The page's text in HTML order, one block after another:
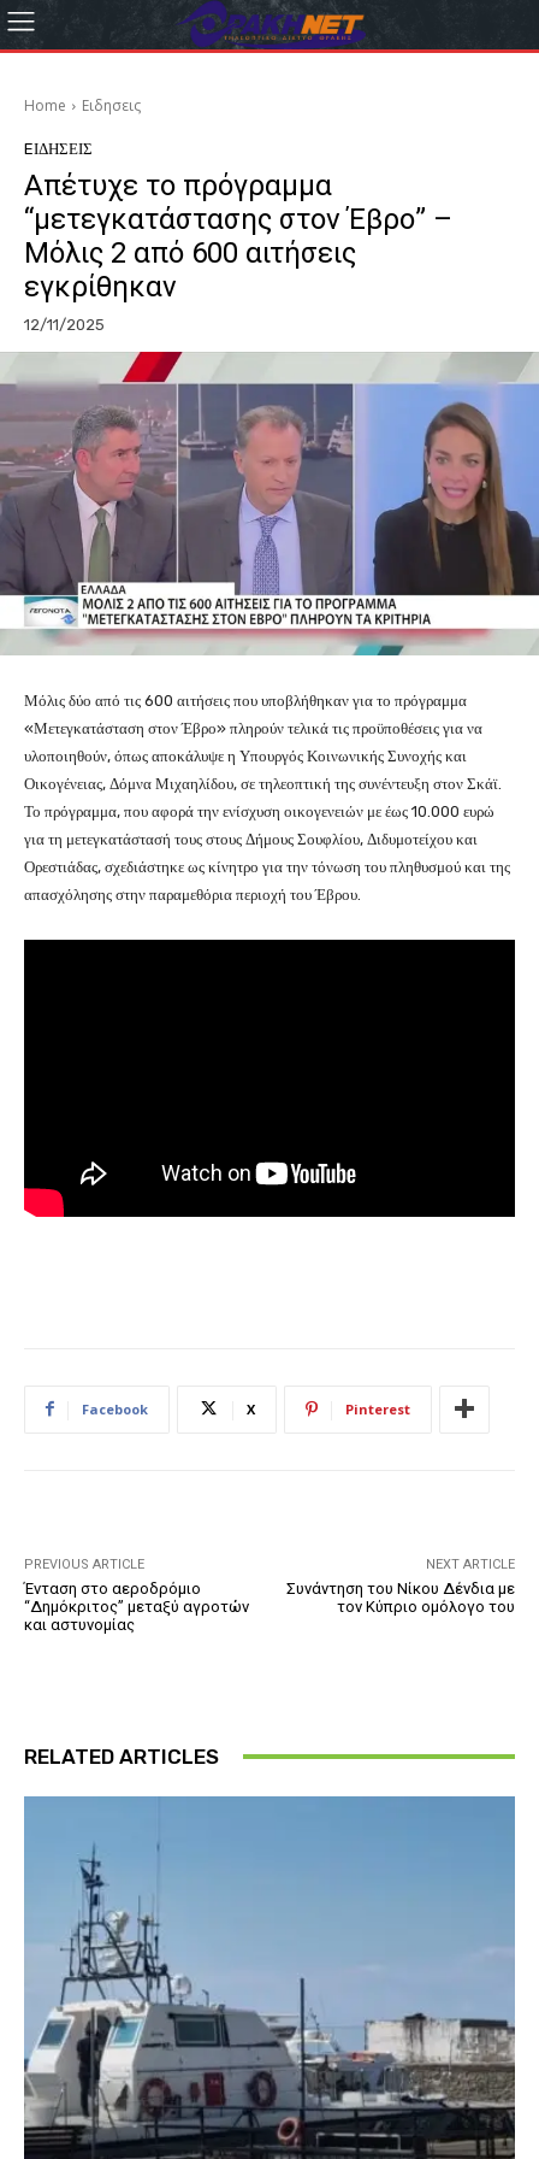
Home Eιδησεις
EΙΔΗΣΕΙΣ
Απέτυχε το πρόγραμμα
“μετεγκατάστασης στον Έβρο” –
Μόλις 2 από 600 αιτήσεις
εγκρίθηκαν
12/11/2025
Μόλις δύο από τις 600 αιτήσεις που υποβλήθηκαν για το πρόγραμμα
«Μετεγκατάσταση στον Έβρο» πληρούν τελικά τις προϋποθέσεις για να
υλοποιηθούν, όπως αποκάλυψε η Υπουργός Κοινωνικής Συνοχής και
Οικογένειας, Δόμνα Μιχαηλίδου, σε τηλεοπτική της συνέντευξη στον Σκάϊ.
Το πρόγραμμα, που αφορά την ενίσχυση οικογενειών με έως 10.000 ευρώ
για τη μετεγκατάστασή τους στους Δήμους Σουφλίου, Διδυμοτείχου και
Ορεστιάδας, σχεδιάστηκε ως κίνητρο για την τόνωση του πληθυσμού και της
απασχόλησης στην παραμεθόρια περιοχή του Έβρου.
Facebook X Pinterest
PREVIOUS ARTICLE
Ένταση στο αεροδρόμιο
“Δημόκριτος” μεταξύ αγροτών
και αστυνομίας
NEXT ARTICLE
Συνάντηση του Νίκου Δένδια με
τον Κύπριο ομόλογο του
RELATED ARTICLES